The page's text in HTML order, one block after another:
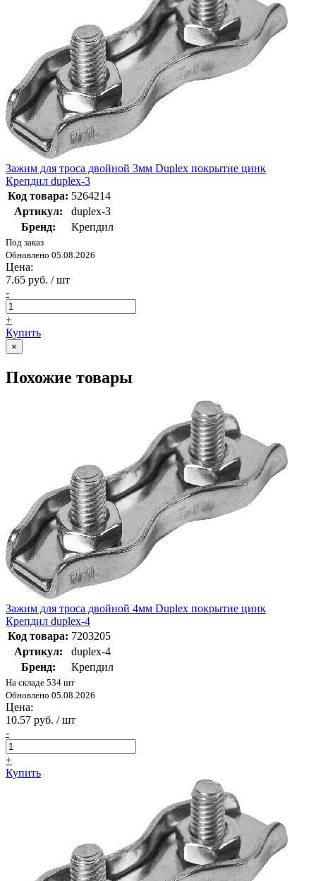
Зажим для троса двойной 3мм Duplex покрытие цинк
Крепдил duplex-3
Код товара: 5264214
Артикул:
duplex-3
Бренд:
Крепдил
Под заказ
Обновлено 05.08.2026
Цена:
7.65 руб. / шт
-
+
Купить
×
Похожие товары
Зажим для троса двойной 4мм Duplex покрытие цинк
Крепдил duplex-4
Код товара: 7203205
Артикул:
duplex-4
Бренд:
Крепдил
На складе 534 шт
Обновлено 05.08.2026
Цена:
10.57 руб. / шт
-
+
Купить